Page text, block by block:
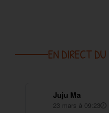
EN DIRECT
Juju Ma
23 mars à 09:23